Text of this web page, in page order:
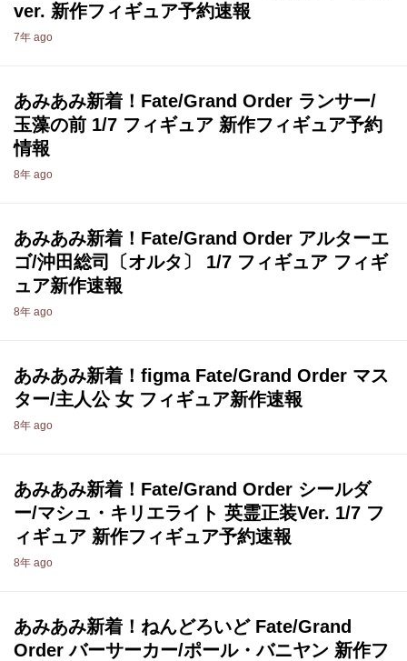
ver. 新作フィギュア予約速報
7年 ago
あみあみ新着！Fate/Grand Order ランサー/
玉藻の前 1/7 フィギュア 新作フィギュア予約
情報
8年 ago
あみあみ新着！Fate/Grand Order アルターエ
ゴ/沖田総司〔オルタ〕 1/7 フィギュア フィギ
ュア新作速報
8年 ago
あみあみ新着！figma Fate/Grand Order マス
ター/主人公 女 フィギュア新作速報
8年 ago
あみあみ新着！Fate/Grand Order シールダ
ー/マシュ・キリエライト 英霊正装Ver. 1/7 フ
ィギュア 新作フィギュア予約速報
8年 ago
あみあみ新着！ねんどろいど Fate/Grand
Order バーサーカー/ポール・バニヤン 新作フ